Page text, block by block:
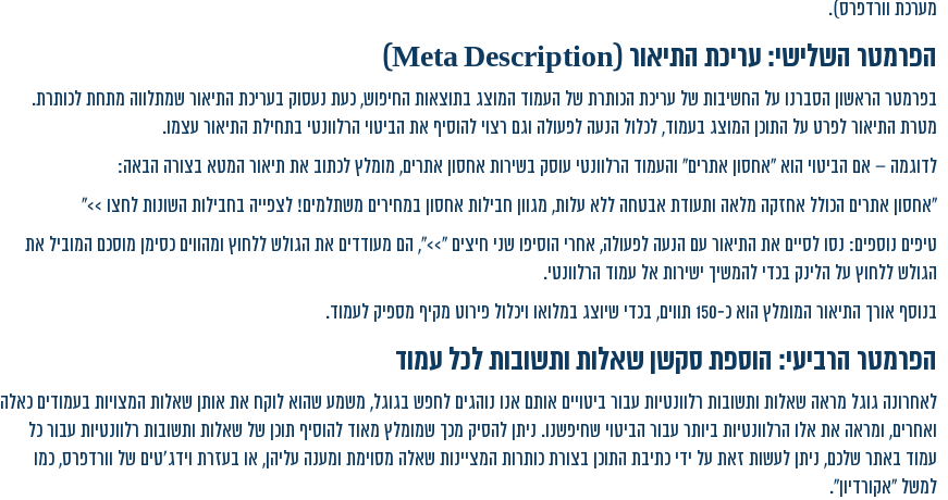
מערכת וורדפרס).
הפרמטר השלישי: עריכת התיאור (Meta Description)
בפרמטר הראשון הסברנו על החשיבות של עריכת הכותרת של העמוד המוצג בתוצאות החיפוש, כעת נעסוק בעריכת התיאור שמתלווה מתחת לכותרת.
מטרת התיאור לפרט על התוכן המוצג בעמוד, לכלול הנעה לפעולה וגם רצוי להוסיף את הביטוי הרלוונטי בתחילת התיאור עצמו.
לדוגמה – אם הביטוי הוא "אחסון אתרים" והעמוד הרלוונטי עוסק בשירות אחסון אתרים, מומלץ לכתוב את תיאור המטא בצורה הבאה:
"אחסון אתרים הכולל אחזקה מלאה ותעודת אבטחה ללא עלות, מגוון חבילות אחסון במחירים משתלמים! לצפייה בחבילות השונות לחצו >>"
טיפים נוספים: נסו לסיים את התיאור עם הנעה לפעולה, אחרי הוסיפו שני חיצים ">>", הם מעודדים את הגולש ללחוץ ומהווים כסימן מוסכם המוביל את
הגולש ללחוץ על הלינק בכדי להמשיך ישירות אל עמוד הרלוונטי.
בנוסף אורך התיאור המומלץ הוא כ-150 תווים, בכדי שיוצג במלואו ויכלול פירוט מקיף מספיק לעמוד.
הפרמטר הרביעי: הוספת סקשן שאלות ותשובות לכל עמוד
לאחרונה גוגל מראה שאלות ותשובות רלוונטיות עבור ביטויים אותם אנו נוהגים לחפש בגוגל, משמע שהוא לוקח את אותן שאלות המצויות בעמודים כאלה
ואחרים, ומראה את אלו הרלוונטיות ביותר עבור הביטוי שחיפשנו. ניתן להסיק מכך שמומלץ מאוד להוסיף תוכן של שאלות ותשובות רלוונטיות עבור כל
עמוד באתר שלכם, ניתן לעשות זאת על ידי כתיבת התוכן בצורת כותרות המציינות שאלה מסוימת ומענה עליהן, או בעזרת וידג'טים של וורדפרס, כמו
למשל "אקורדיון".